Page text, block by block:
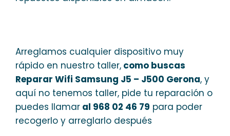
Arreglamos cualquier dispositivo muy
rápido en nuestro taller, como buscas
Reparar Wifi Samsung J5 – J500 Gerona, y
aquí no tenemos taller, pide tu reparación o
puedes llamar al 968 02 46 79 para poder
recogerlo y arreglarlo después